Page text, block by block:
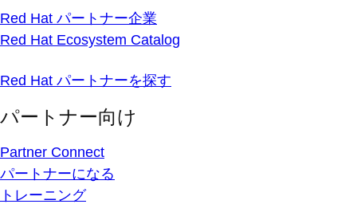
Red Hat パートナー企業
Red Hat Ecosystem Catalog
Red Hat パートナーを探す
パートナー向け
Partner Connect
パートナーになる
トレーニング